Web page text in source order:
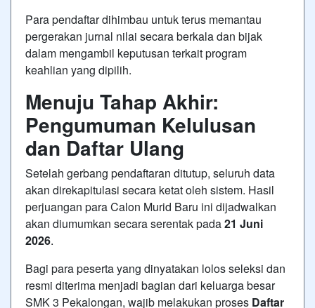
Para pendaftar dihimbau untuk terus memantau
pergerakan jurnal nilai secara berkala dan bijak
dalam mengambil keputusan terkait program
keahlian yang dipilih.
Menuju Tahap Akhir:
Pengumuman Kelulusan
dan Daftar Ulang
Setelah gerbang pendaftaran ditutup, seluruh data
akan direkapitulasi secara ketat oleh sistem. Hasil
perjuangan para Calon Murid Baru ini dijadwalkan
akan diumumkan secara serentak pada21 Juni
2026.
Bagi para peserta yang dinyatakan lolos seleksi dan
resmi diterima menjadi bagian dari keluarga besar
SMK 3 Pekalongan, wajib melakukan proses Daftar